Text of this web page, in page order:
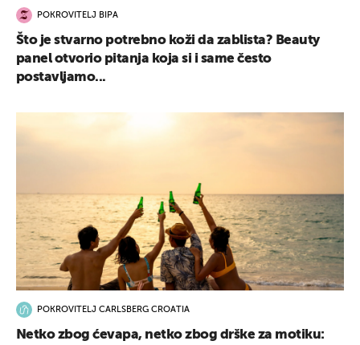
POKROVITELJ BIPA
Što je stvarno potrebno koži da zablista? Beauty
panel otvorio pitanja koja si i same često
postavljamo...
POKROVITELJ CARLSBERG CROATIA
Netko zbog ćevapa, netko zbog drške za motiku: